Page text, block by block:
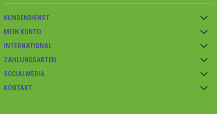
KUNDENDIENST
MEIN KONTO
INTERNATIONAL
ZAHLUNGSARTEN
SOCIALMEDIA
KONTAKT